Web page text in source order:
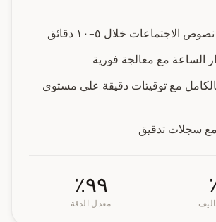
الاجتماعات خلال ٥-١٠ دقائق
الساعة مع معالجة فورية
مع توقيتات دقيقة على مستوى
سجلات تدقيق
٩٩٪
معدل الدقة